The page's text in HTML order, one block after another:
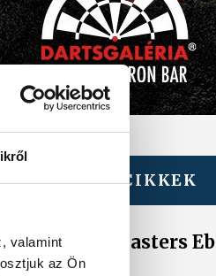
valamint
az Ön
TOVÁBBI CIKKEK
a masters Eb